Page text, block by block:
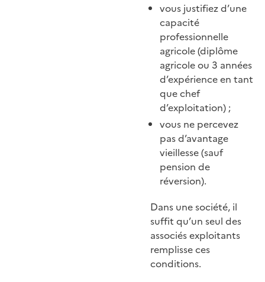
vous justifiez d’une
capacité
professionnelle
agricole (diplôme
agricole ou 3 années
d’expérience en tant
que chef
d’exploitation) ;
vous ne percevez
pas d’avantage
vieillesse (sauf
pension de
réversion).
Dans une société, il
suffit qu’un seul des
associés exploitants
remplisse ces
conditions.